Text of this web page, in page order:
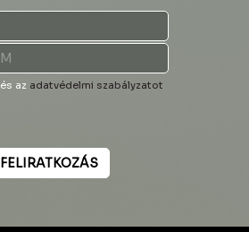
és az adatvédelmi szabályzatot
FELIRATKOZÁS